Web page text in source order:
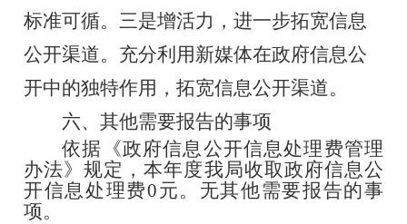
标准可循。三是增活力，进一步拓宽信息
公开渠道。充分利用新媒体在政府信息公
开中的独特作用，拓宽信息公开渠道。
六、其他需要报告的事项
依据《政府信息公开信息处理费管理
办法》规定，本年度我局收取政府信息公
开信息处理费0元。无其他需要报告的事
项。